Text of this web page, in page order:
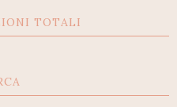
TOTALI